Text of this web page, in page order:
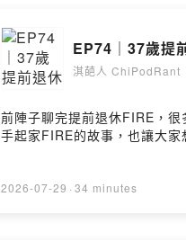
EP74｜37歲提
淇葩人 ChiPodRant
前陣子聊完提前退休FIRE，
手起家FIRE的故事，也讓大
2026-07-29 · 34 minutes